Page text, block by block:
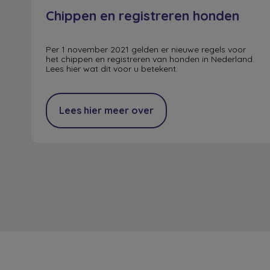
Chippen en registreren honden
Per 1 november 2021 gelden er nieuwe regels voor
het chippen en registreren van honden in Nederland.
Lees hier wat dit voor u betekent.
Lees hier meer over